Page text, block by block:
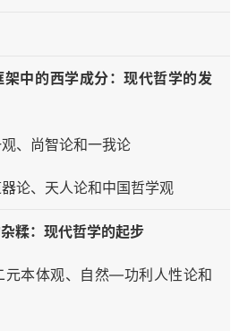
中的西学成分：现代哲学的发
、尚智论和一我论
论、天人论和中国哲学观
糅：现代哲学的起步
元本体观、自然—功利人性论和